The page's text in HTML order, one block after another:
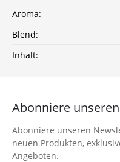
Aroma:
Blend:
Inhalt:
Shisha-Produkten,
was du für das
*Gilt nicht für Tabakwaren,
Kenntnis
Abonniere
Abonniere unseren
neuen Produkten,
Angeboten.